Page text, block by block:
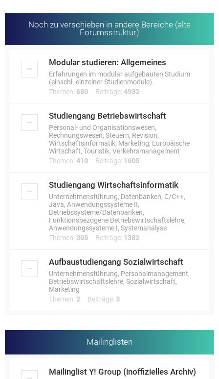
Noch zu verschieben in andere Bereiche (alte
Forumsstruktur)
Modular studieren: Allgemeines
Erfahrungen im modular aufgebauten Studium
(einschl. einzelner Studienmodule).
Themen: 680 Beiträge: 4932
Studiengang Betriebswirtschaft
Personal- und Organisationswesen,
Rechnungswesen, Steuern, Revision,
Wirtschaftsinformatik, Marketing, Europäische
Wirtschaft, Touristik, Verkehrsmanagement
Themen: 410 Beiträge: 1605
Studiengang Wirtschaftsinformatik
Unternehmensführung, Datenbanken, C/C++,
Java, Anwendungssysteme II,
Betriebssysteme/Datenbanken,
Funktionsbezogene Betriebswirtschaftslehre,
Anwendungssysteme I, Systemanalyse
Themen: 305 Beiträge: 1382
Aufbaustudiengang Sozialwirtschaft
Unternehmensführung, Personalmanagement,
Betriebswirtschaftslehre, Sozialwirtschaft,
Marketing
Themen: 2 Beiträge: 3
Mailinglisten
Mailinglist Y! Group (inoffizielles Archiv)